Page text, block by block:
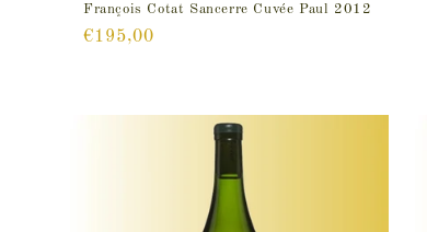
François Cotat Sancerre Cuvée Paul 2012
Prix
€195,00